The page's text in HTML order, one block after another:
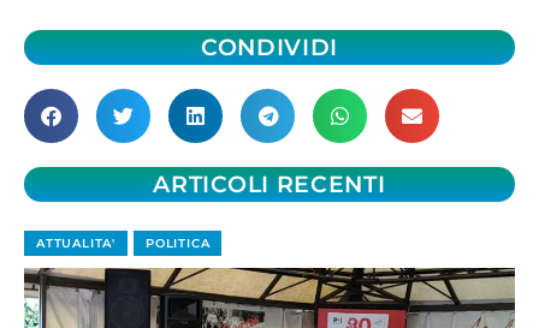
CONDIVIDI
ARTICOLI RECENTI
ATTUALITA' POLITICA